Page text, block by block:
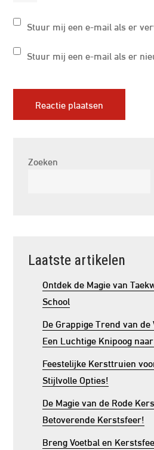
Stuur mij een e-mail als er
Stuur mij een e-mail als er
Zoeken
Laatste artikelen
Ontdek de Magie van
School
De Grappige Trend van
Een Luchtige Knipoog
Feestelijke Kersttruien
Stijlvolle Opties!
De Magie van de Rode
Betoverende Kerstsfeer!
Breng Voetbal en